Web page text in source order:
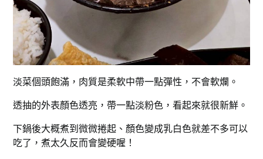
淡菜個頭飽滿，肉質是柔軟中帶一點彈性，不會軟爛。
透抽的外表顏色透亮，帶一點淡粉色，看起來就很新鮮。
下鍋後大概煮到微微捲起、顏色變成乳白色就差不多可以
吃了，煮太久反而會變硬喔！